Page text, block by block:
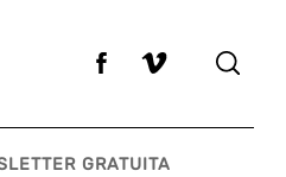
GRATUITA